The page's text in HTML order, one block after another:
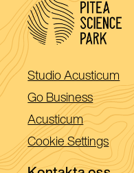
Studio Acusticum
i
ett
Go Business
i
ett
nytt
fönster)
Acusticum(Öppnas
i
ett
Cookie Settings